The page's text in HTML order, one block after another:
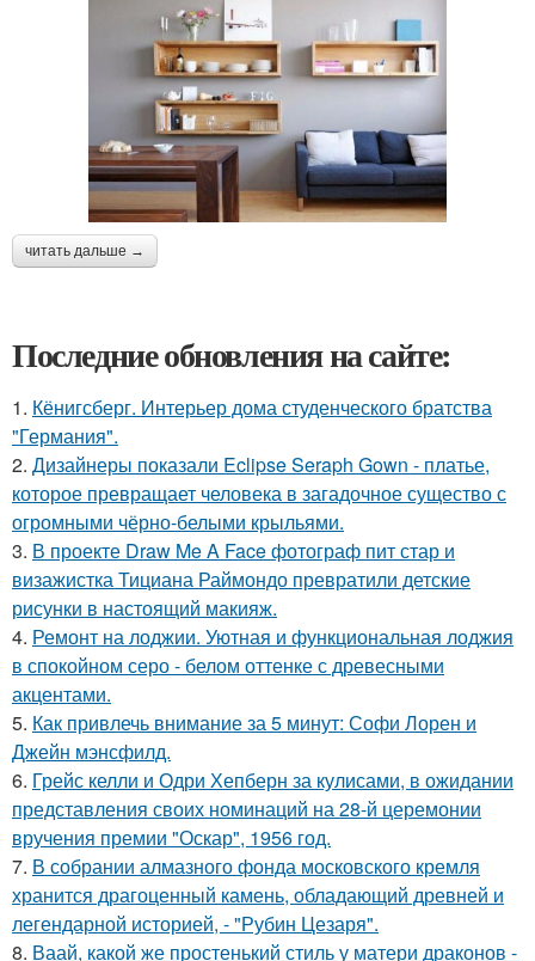
читать дальше →
Последние обновления на сайте:
1. Кёнигсберг. Интерьер дома студенческого братства
"Германия".
2. Дизайнеры показали Eclipse Seraph Gown - платье,
которое превращает человека в загадочное существо с
огромными чёрно-белыми крыльями.
3. В проекте Draw Me A Face фотограф пит стар и
визажистка Тициана Раймондо превратили детские
рисунки в настоящий макияж.
4. Ремонт на лоджии. Уютная и функциональная лоджия
в спокойном серо - белом оттенке с древесными
акцентами.
5. Как привлечь внимание за 5 минут: Софи Лорен и
Джейн мэнсфилд.
6. Грейс келли и Одри Хепберн за кулисами, в ожидании
представления своих номинаций на 28-й церемонии
вручения премии "Оскар", 1956 год.
7. В собрании алмазного фонда московского кремля
хранится драгоценный камень, обладающий древней и
легендарной историей, - "Рубин Цезаря".
8. Ваай, какой же простенький стиль у матери драконов -